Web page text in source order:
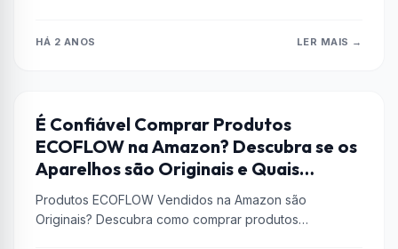
HÁ 2 ANOS LER MAIS →
AMAZON
É Confiável Comprar Produtos
ECOFLOW na Amazon? Descubra se os
Aparelhos são Originais e Quais
Precauções Tomar
Produtos ECOFLOW Vendidos na Amazon são
Originais? Descubra como comprar produtos